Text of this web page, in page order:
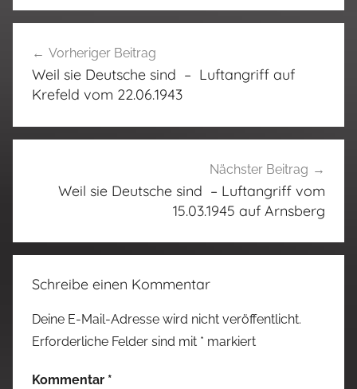
Vorheriger Beitrag
Weil sie Deutsche sind – Luftangriff auf
Krefeld vom 22.06.1943
Nächster Beitrag
Weil sie Deutsche sind – Luftangriff vom
15.03.1945 auf Arnsberg
Schreibe einen Kommentar
Deine E-Mail-Adresse wird nicht veröffentlicht.
Erforderliche Felder sind mit * markiert
Kommentar *